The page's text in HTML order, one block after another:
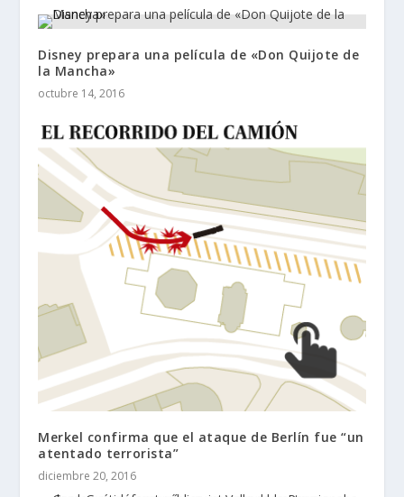
Disney prepara una película de «Don Quijote de
la Mancha»
octubre 14, 2016
Merkel confirma que el ataque de Berlín fue “un
atentado terrorista”
diciembre 20, 2016